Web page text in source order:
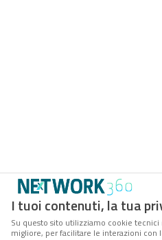
I tuoi contenuti, la tua
Su questo sito utilizziamo cookie
migliore, per facilitare le interazioni